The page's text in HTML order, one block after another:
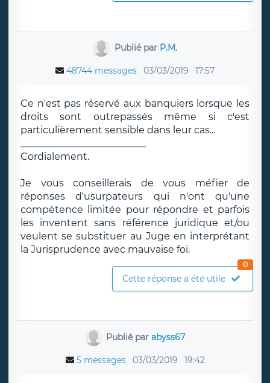
Publié par P.M.
48744 messages 03/03/2019 17:57
Ce n'est pas réservé aux banquiers lorsque les
droits sont outrepassés même si c'est
particulièrement sensible dans leur cas...
Cordialement.
Je vous conseillerais de vous méfier de
réponses d'usurpateurs qui n'ont qu'une
compétence limitée pour répondre et parfois
les inventent sans référence juridique et/ou
veulent se substituer au Juge en interprétant
la Jurisprudence avec mauvaise foi.
Cette réponse a été utile
0
Publié parabyss67
5 messages 03/03/2019 19:42